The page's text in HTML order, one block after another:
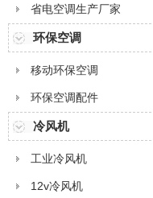
省电空调生产厂家
环保空调
移动环保空调
环保空调配件
冷风机
工业冷风机
12v冷风机